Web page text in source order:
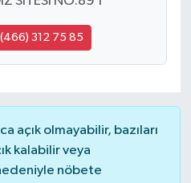
312 75 85
açık olmayabilir, bazıları
kalabilir veya
nöbete